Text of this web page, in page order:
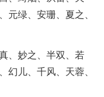
元绿、安珊、夏之、
、妙之、半双、若
幻儿、千风、天蓉、